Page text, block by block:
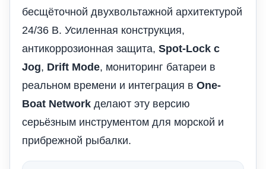
бесщёточной двухвольтажной архитектурой
24/36 В. Усиленная конструкция,
антикоррозионная защита, Spot-Lock с
Jog, Drift Mode, мониторинг батареи в
реальном времени и интеграция в One-
Boat Network делают эту версию
серьёзным инструментом для морской и
прибрежной рыбалки.